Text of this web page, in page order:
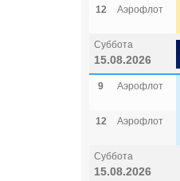
12 Аэрофлот
Суббота
15.08.2026
9 Аэрофлот
12 Аэрофлот
Суббота
15.08.2026